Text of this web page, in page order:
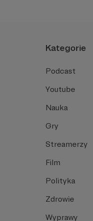
Kategorie
Podcast
Youtube
Nauka
Gry
Streamerzy
Film
Polityka
Zdrowie
Wyprawy